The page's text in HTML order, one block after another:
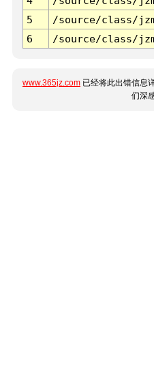
5
/source/class/
6
/source/class/
www.365jz.com 已经将此出错信息
们深